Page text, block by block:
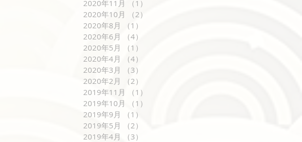
2020年11月
（1）
2020年10月
（2）
2020年8月
（1）
2020年6月
（4）
2020年5月
（1）
2020年4月
（4）
2020年3月
（3）
2020年2月
（2）
2019年11月
（1）
2019年10月
（1）
2019年9月
（1）
2019年5月
（2）
2019年4月
（3）